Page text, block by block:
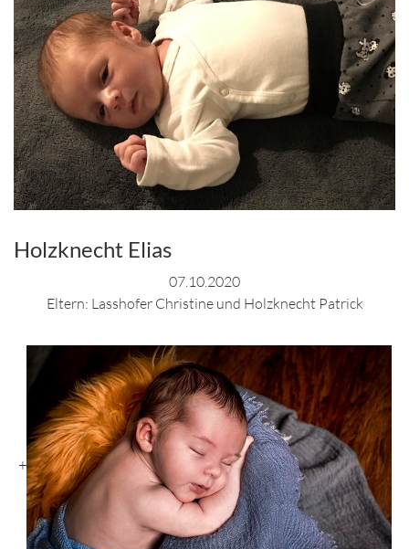
Holzknecht Elias
07.10.2020
Eltern: Lasshofer Christine und Holzknecht Patrick
+